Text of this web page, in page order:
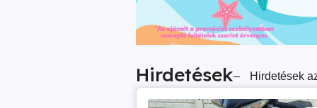
Hirdetések– Hirdetések